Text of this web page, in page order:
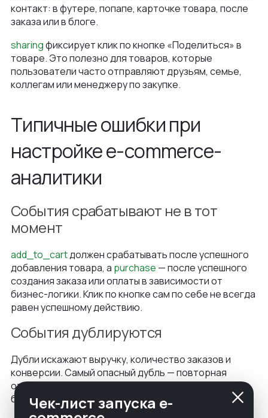
контакт: в футере, попапе, карточке товара, после
заказа или в блоге.
sharingфиксирует клик по кнопке «Поделиться» в
товаре. Это полезно для товаров, которые
пользователи часто отправляют друзьям, семье,
коллегам или менеджеру по закупке.
Типичные ошибки при
настройке e-commerce-
аналитики
События срабатывают не в тот
момент
add_to_cartдолжен срабатывать после успешного
добавления товара, а purchase — после успешного
создания заказа или оплаты в зависимости от
бизнес-логики. Клик по кнопке сам по себе не всегда
равен успешному действию.
События дублируются
Дубли искажают выручку, количество заказов и
конверсии. Самый опасный дубль — повторная
отправкаpurchaseпри обновлении страницы
благодарности.
Чек-лист запуска e-